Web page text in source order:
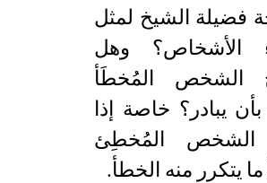
فضيلة الشيخ لمثل
الأشخاص؟ وهل
الشخص المُخطَأ
بأن يبادر؟ خاصة إذا
الشخص المُخطِئ
ما يتكرر منه الخطأ.